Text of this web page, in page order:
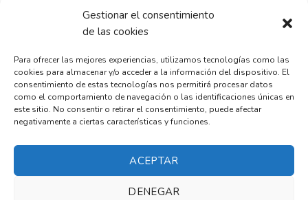
Gestionar el consentimiento
de las cookies
Para ofrecer las mejores experiencias, utilizamos tecnologías como las
cookies para almacenar y/o acceder a la información del dispositivo. El
consentimiento de estas tecnologías nos permitirá procesar datos
como el comportamiento de navegación o las identificaciones únicas en
este sitio. No consentir o retirar el consentimiento, puede afectar
negativamente a ciertas características y funciones.
ACEPTAR
DENEGAR
Feed de comentarios
RelaxMoment
© 2021 Todos los derechos reservados. Joredan Mompo S.L.
Síguenos